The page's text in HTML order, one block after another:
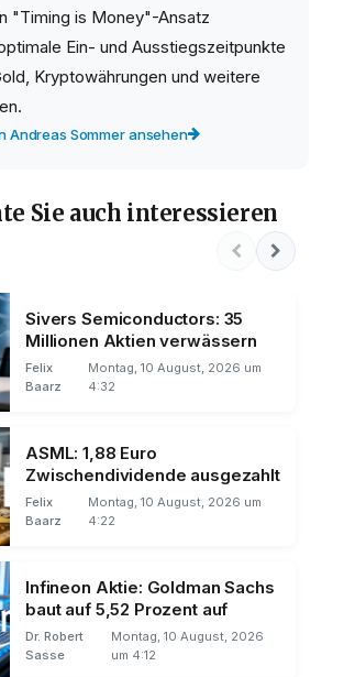
"Timing is Money"-Ansatz
Ein- und Ausstiegszeitpunkte
Kryptowährungen und weitere
Andreas Sommer ansehen
Sie auch interessieren
Sivers Semiconductors: 35
Millionen Aktien verwässern
Felix
Baarz
Montag, 10 August, 2026 um
4:32
ASML: 1,88 Euro
Zwischendividende ausgezahlt
Felix
Baarz
Montag, 10 August, 2026 um
4:22
Infineon Aktie: Goldman Sachs
baut auf 5,52 Prozent auf
Dr. Robert
Sasse
Montag, 10 August, 2026
um 4:12